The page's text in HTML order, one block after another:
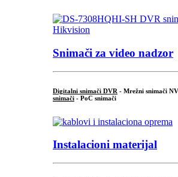
Snimači za video nadzor
Digitalni snimači DVR - Mrežni snimači
snimači - PoC snimači
Instalacioni materijal